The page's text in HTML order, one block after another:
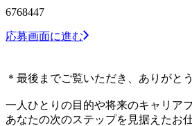
6768447
応募画面に進む
＊最後までご覧いただき、ありがと
一人ひとりの目的や将来のキャリア
あなたの次のステップを見据えたお